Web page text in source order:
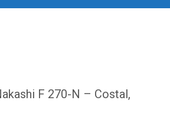
F 270-N – Costal,